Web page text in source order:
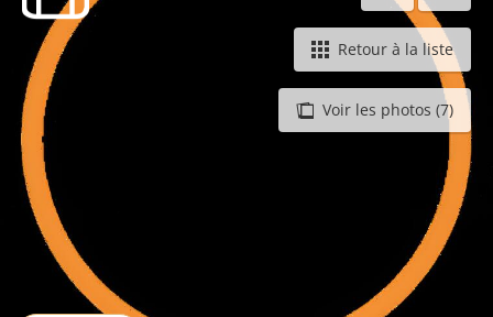
Voir les photos (7)
Retour à la liste